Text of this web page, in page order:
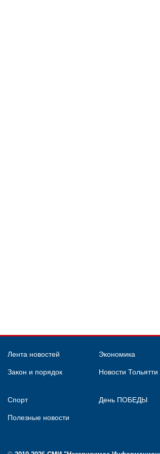
Лента новостей Экономика
Закон и порядок Новости Тольятти
Спорт День ПОБЕДЫ
Полезные новости